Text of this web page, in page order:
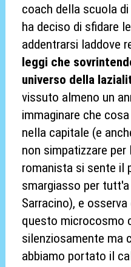
coach della scuola
ha deciso di sfidare
addentrarsi laddove
leggi che
universo della
vissuto almeno un
immaginare che
nella capitale (e
non simpatizzare
romanista si sente il
smargiasso per
Sarracino), e
questo microcosmo
silenziosamente ma
abbiamo portato il